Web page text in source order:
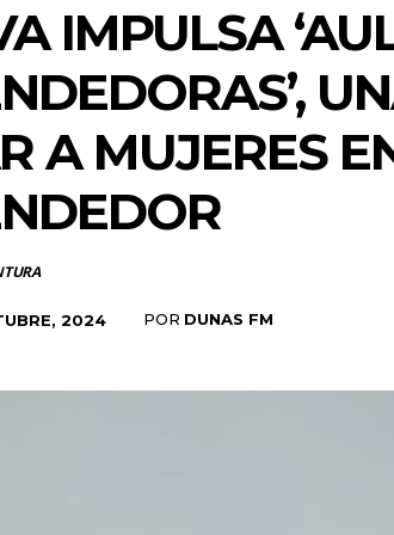
IMPULSA
A MUJERES
2024 POR DUNAS FM